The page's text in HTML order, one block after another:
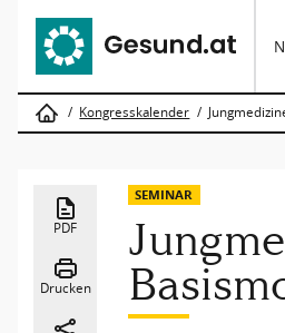
Kongresskalender
PDF
Drucken
SEMINAR